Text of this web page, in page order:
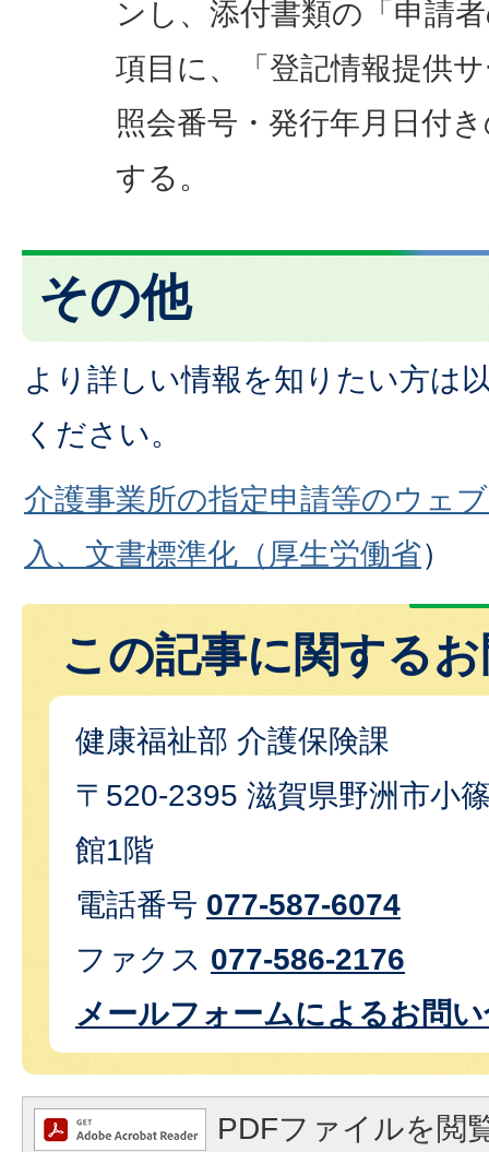
ンし、添付書類の「申請
項目に、「登記情報提供
照会番号・発行年月日付
する。
その他
より詳しい情報を知りたい方は
ください。
介護事業所の指定申請等のウェ
⼊、文書標準化（厚生労働省）
この記事に関する
健康福祉部 介護保険課
〒520-2395 滋賀県野洲市小
館1階
電話番号 077-587-6074
ファクス 077-586-2176
メールフォームによるお問
PDFファイルを閲